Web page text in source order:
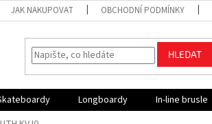
JAK NAKUPOVAT OBCHODNÍ PODMÍNKY
HLEDAT
Longboardy In-line brusle